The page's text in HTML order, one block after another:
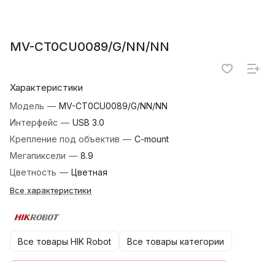
MV-CT0CU0089/G/NN/NN
Характеристики
Модель — MV-CT0CU0089/G/NN/NN
Интерфейс — USB 3.0
Крепление под объектив — C-mount
Мегапиксели — 8.9
Цветность — Цветная
Все характеристики
Все товары HIK Robot Все товары категории